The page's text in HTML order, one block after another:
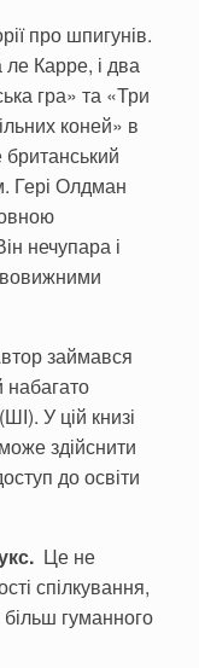
про шпигунів.
Карре, і два
гра» та «Три
коней» в
Гері Олдман
нечупара і
займався
набагато
У цій книзі
здійснити
до освіти
Це не
спілкування,
гуманного